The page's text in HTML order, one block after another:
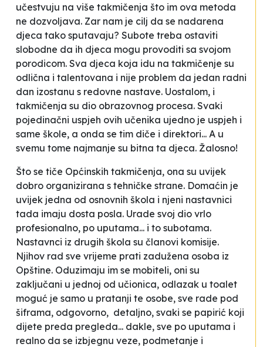
učestvuju na više takmičenja što im ova metoda
ne dozvoljava. Zar nam je cilj da se nadarena
djeca tako sputavaju? Subote treba ostaviti
slobodne da ih djeca mogu provoditi sa svojom
porodicom. Sva djeca koja idu na takmičenje su
odlična i talentovana i nije problem da jedan radni
dan izostanu s redovne nastave. Uostalom, i
takmičenja su dio obrazovnog procesa. Svaki
pojedinačni uspjeh ovih učenika ujedno je uspjeh i
same škole, a onda se tim diče i direktori... A u
svemu tome najmanje su bitna ta djeca. Žalosno!
Što se tiče Općinskih takmičenja, ona su uvijek
dobro organizirana s tehničke strane. Domaćin je
uvijek jedna od osnovnih škola i njeni nastavnici
tada imaju dosta posla. Urade svoj dio vrlo
profesionalno, po uputama... i to subotama.
Nastavnci iz drugih škola su članovi komisije.
Njihov rad sve vrijeme prati zadužena osoba iz
Opštine. Oduzimaju im se mobiteli, oni su
zaključani u jednoj od učionica, odlazak u toalet
moguć je samo u pratanji te osobe, sve rade pod
šiframa, odgovorno, detaljno, svaki se papirić koji
dijete preda pregleda... dakle, sve po uputama i
realno da se izbjegnu veze, podmetanje i